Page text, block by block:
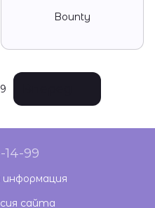
Bounty
14-99
сайта